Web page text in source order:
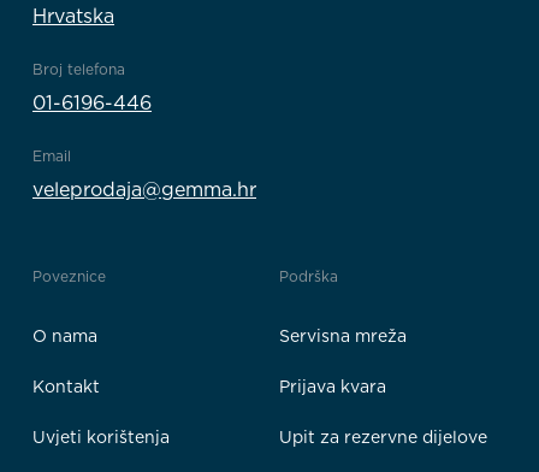
Hrvatska
Broj telefona
01-6196-446
Email
veleprodaja@gemma.hr
Poveznice
O nama
Kontakt
Uvjeti korištenja
Podrška
Servisna mreža
Prijava kvara
Upit za rezervne dijelove